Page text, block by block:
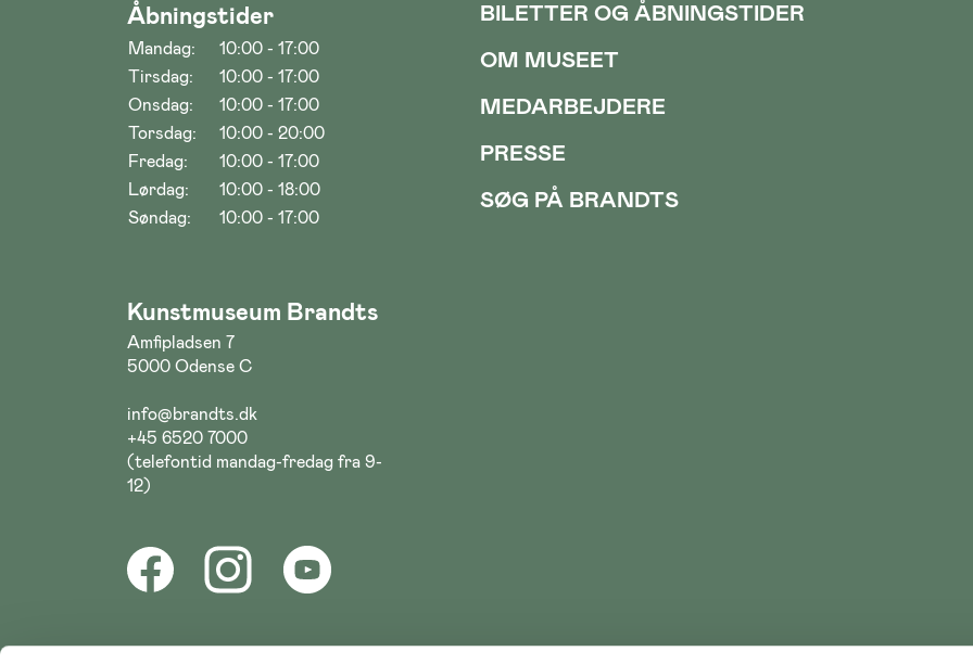
Åbningstider
Mandag:
10:00 - 17:00
Tirsdag:
10:00 - 17:00
Onsdag:
10:00 - 17:00
Torsdag:
10:00 - 20:00
Fredag:
10:00 - 17:00
Lørdag:
10:00 - 18:00
Søndag:
10:00 - 17:00
Kunstmuseum Brandts
Amfipladsen 7
5000 Odense C
info@brandts.dk
+45 6520 7000
(telefontid mandag-fredag fra 9-
12)
BILETTER OG ÅBNINGSTIDER
OM MUSEET
MEDARBEJDERE
PRESSE
SØG PÅ BRANDTS